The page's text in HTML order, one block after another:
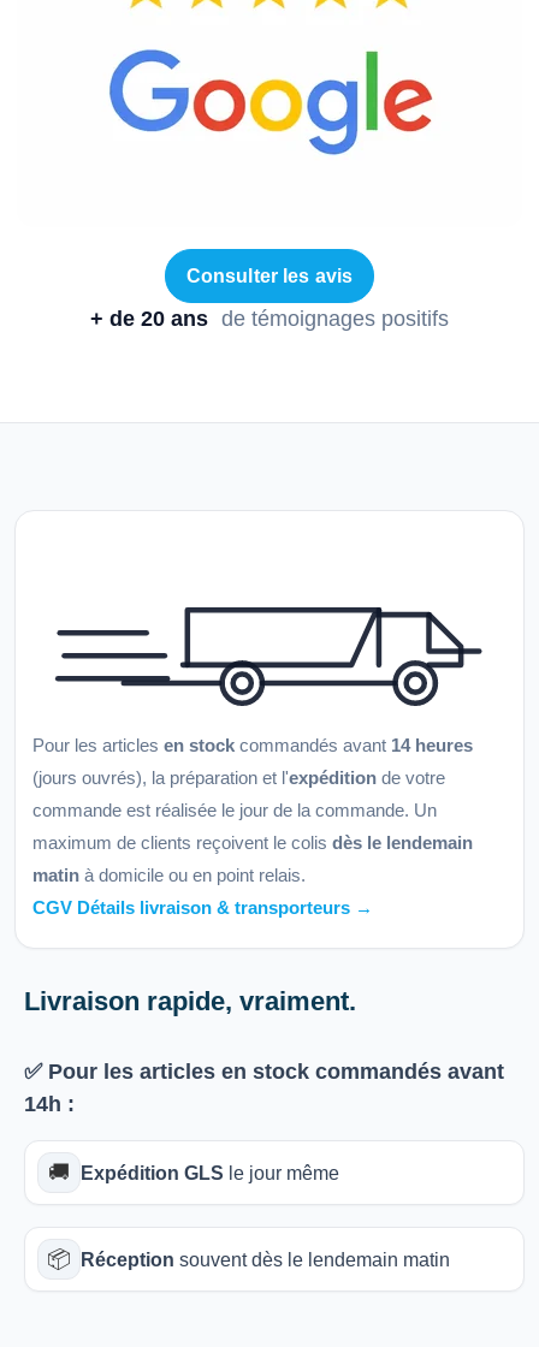
Consulter les avis
+ de 20 ans de témoignages positifs
Pour les articles en stock commandés avant 14 heures
(jours ouvrés), la préparation et l'expédition de votre
commande est réalisée le jour de la commande. Un
maximum de clients reçoivent le colis dès le lendemain
matin à domicile ou en point relais.
CGV Détails livraison & transporteurs →
Livraison rapide, vraiment.
✅ Pour les articles en stock commandés avant
14h :
🚚 Expédition GLS le jour même
📦 Réception souvent dès le lendemain matin